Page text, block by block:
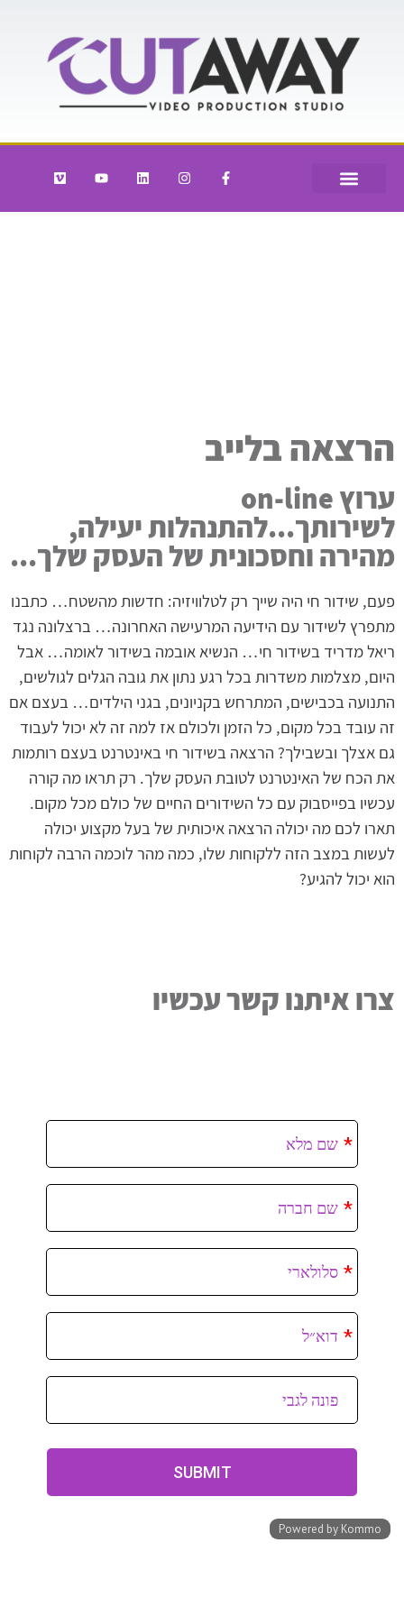
הרצאה בלייב
ערוץ on-line
לשירותך...להתנהלות יעילה,
מהירה וחסכונית של העסק שלך...
פעם, שידור חי היה שייך רק לטלוויזיה: חדשות מהשטח… כתבנו
מתפרץ לשידור עם הידיעה המרעישה האחרונה… ברצלונה נגד
ריאל מדריד בשידור חי… הנשיא אובמה בשידור לאומה… אבל
היום, מצלמות משדרות בכל רגע נתון את גובה הגלים לגולשים,
התנועה בכבישים, המתרחש בקניונים, בגני הילדים… בעצם אם
זה עובד בכל מקום, כל הזמן ולכולם אז למה זה לא יכול לעבוד
גם אצלך ובשבילך? הרצאה בשידור חי באינטרנט בעצם רותמות
את הכח של האינטרנט לטובת העסק שלך. רק תראו מה קורה
עכשיו בפייסבוק עם כל השידורים החיים של כולם מכל מקום.
תארו לכם מה יכולה הרצאה איכותית של בעל מקצוע יכולה
לעשות במצב הזה ללקוחות שלו, כמה מהר לוכמה הרבה לקוחות
הוא יכול להגיע?
צרו איתנו קשר עכשיו